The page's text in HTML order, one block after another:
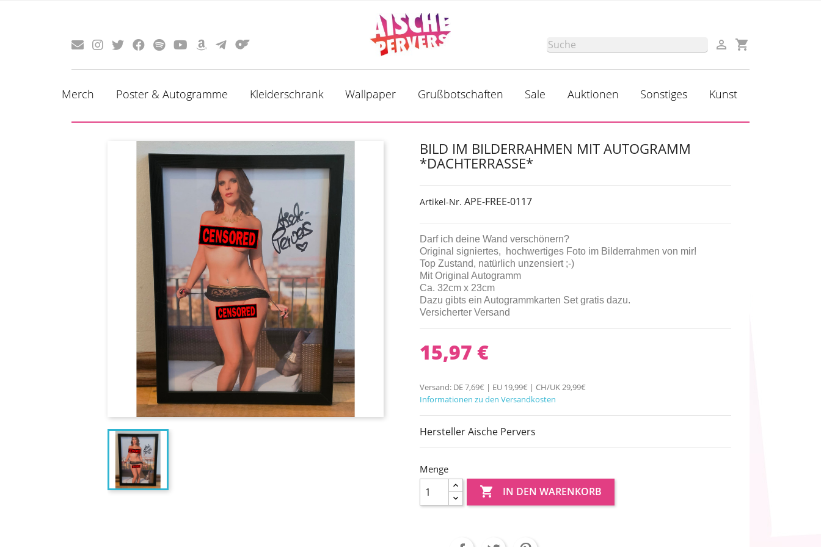
shopping_cart

Merch Poster & Autogramme Kleiderschrank Wallpaper Grußbotschaften Sale Auktionen Sonstiges Kunst
BILD IM BILDERRAHMEN MIT AUTOGRAMM
*DACHTERRASSE*
Artikel-Nr. APE-FREE-0117
Darf ich deine Wand verschönern?
Original signiertes, hochwertiges Foto im Bilderrahmen von mir!
Top Zustand, natürlich unzensiert ;-)
Mit Original Autogramm
Ca. 32cm x 23cm
Dazu gibts ein Autogrammkarten Set gratis dazu.
Versicherter Versand
15,97 €
Versand: DE 7,69€ | EU 19,99€ | CH/UK 29,99€
Informationen zu den Versandkosten
Hersteller Aische Pervers
Menge
 IN DEN WARENKORB